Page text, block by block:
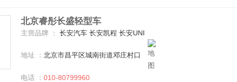
北京睿彤长盛轻型车
主营品牌 ： 长安汽车 长安凯程 长安UNI
地址 ： 北京市昌平区城南街道邓庄村口
电话 ： 010-80799960